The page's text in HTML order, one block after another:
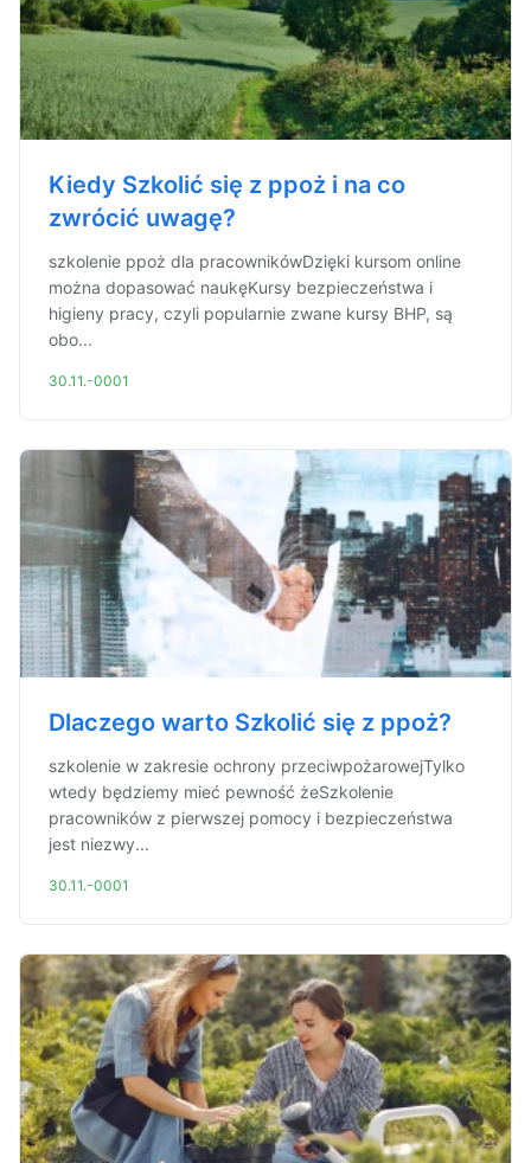
Kiedy Szkolić się z ppoż i na co
zwrócić uwagę?
szkolenie ppoż dla pracownikówDzięki kursom online
można dopasować naukęKursy bezpieczeństwa i
higieny pracy, czyli popularnie zwane kursy BHP, są
obo...
30.11.-0001
Dlaczego warto Szkolić się z ppoż?
szkolenie w zakresie ochrony przeciwpożarowejTylko
wtedy będziemy mieć pewność żeSzkolenie
pracowników z pierwszej pomocy i bezpieczeństwa
jest niezwy...
30.11.-0001